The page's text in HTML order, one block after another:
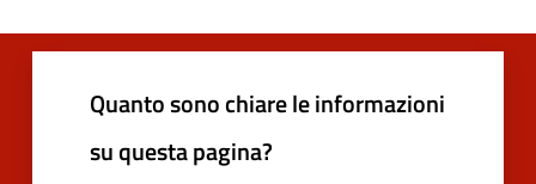
Quanto sono chiare le informazioni
su questa pagina?